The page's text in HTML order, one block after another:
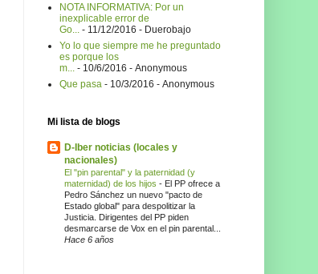
NOTA INFORMATIVA: Por un
inexplicable error de
Go...
- 11/12/2016 - Duerobajo
Yo lo que siempre me he preguntado
es porque los
m...
- 10/6/2016 - Anonymous
Que pasa - 10/3/2016 - Anonymous
Mi lista de blogs
D-Iber noticias (locales y
nacionales)
El "pin parental" y la paternidad (y
maternidad) de los hijos - El PP ofrece a
Pedro Sánchez un nuevo "pacto de
Estado global" para despolitizar la
Justicia. Dirigentes del PP piden
desmarcarse de Vox en el pin parental...
Hace 6 años